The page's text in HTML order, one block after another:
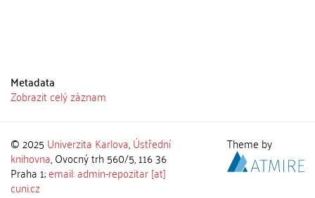
Metadata
Zobrazit celý záznam
© 2025 Univerzita Karlova,Ústřední
knihovna, Ovocný trh 560/5, 116 36
Praha 1;email: admin-repozitar [at]
cuni.cz
Theme by